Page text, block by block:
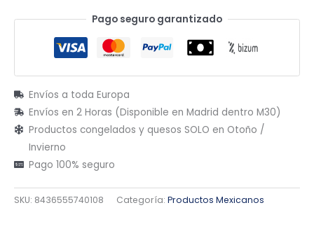
Pago seguro garantizado
Envíos a toda Europa
Envíos en 2 Horas (Disponible en Madrid dentro M30)
Productos congelados y quesos SOLO en Otoño /
Invierno
Pago 100% seguro
SKU: 8436555740108 Categoría: Productos Mexicanos